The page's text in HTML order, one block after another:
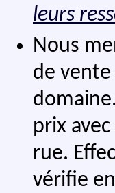
leurs
Nous
de
prix
rue.
vérifie